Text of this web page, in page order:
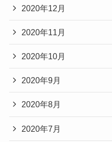
2020年12月
2020年11月
2020年10月
2020年9月
2020年8月
2020年7月